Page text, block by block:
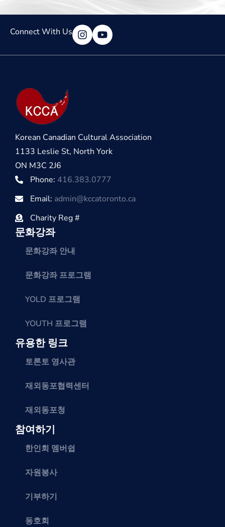
Connect With Us
Korean Canadian Cultural Association
1133 Leslie St, North York
ON M3C 2J6
Phone: 416.383.0777
Email: admin@kccatoronto.ca
Charity Reg #
문화강좌
문화강좌 안내
문화강좌 프로그램
YOLD 프로그램
YOUTH 프로그램
유용한 링크
토론토 영사관
재외동포협력센터
재외동포청
참여하기
한인회 멤버쉽
자원봉사
기부하기
동호회